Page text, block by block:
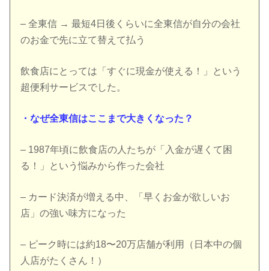
– 全東信 → 最短4日後くらいに全東信が自分の会社
のお金で先に立て替えて払う
飲食店にとっては「すぐに現金が使える！」という
超便利サービスでした。
・なぜ全東信はここまで大きくなった？
– 1987年頃に飲食店の人たちが「入金が遅くて困
る！」という悩みから作った会社
– カード決済が増える中、「早くお金が欲しいお
店」の強い味方になった
– ピーク時には約18〜20万店舗が利用（日本中の個
人店がたくさん！）